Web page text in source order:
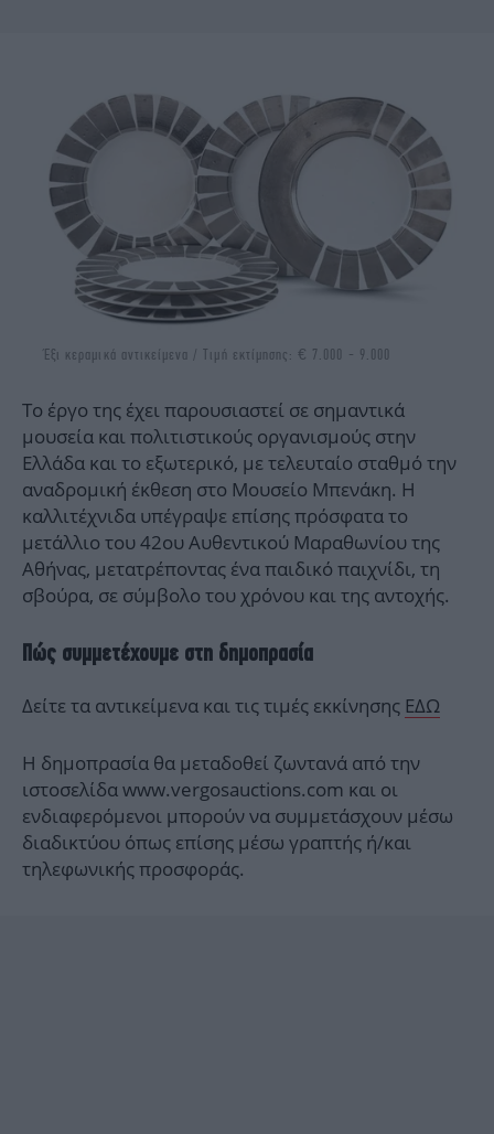
Έξι κεραμικά αντικείμενα / Τιμή εκτίμησης: € 7.000 - 9.000
Το έργο της έχει παρουσιαστεί σε σημαντικά
μουσεία και πολιτιστικούς οργανισμούς στην
Ελλάδα και το εξωτερικό, με τελευταίο σταθμό την
αναδρομική έκθεση στο Μουσείο Μπενάκη. H
καλλιτέχνιδα υπέγραψε επίσης πρόσφατα το
μετάλλιο του 42ου Αυθεντικού Μαραθωνίου της
Αθήνας, μετατρέποντας ένα παιδικό παιχνίδι, τη
σβούρα, σε σύμβολο του χρόνου και της αντοχής.
Πώς συμμετέχουμε στη δημοπρασία
Δείτε τα αντικείμενα και τις τιμές εκκίνησης ΕΔΩ
H δημοπρασία θα μεταδοθεί ζωντανά από την
ιστοσελίδα www.vergosauctions.com και οι
ενδιαφερόμενοι μπορούν να συμμετάσχουν μέσω
διαδικτύου όπως επίσης μέσω γραπτής ή/και
τηλεφωνικής προσφοράς.